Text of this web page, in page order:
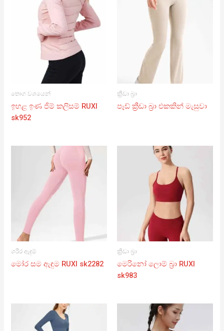
තොග වශයෙන්
ඉහළ ඉණ ජිම් කලිසම් RUXI
sk952
ක්‍රීඩා බ්‍රා
පෑඩ් ක්‍රීඩා බ්‍රා එකකින් මැසුවා
ශරීර ඇඳුම්
මෝර සම ඇඳුම RUXI sk2282
ක්‍රීඩා බ්‍රා
මෙරිනෝ ලොම් බ්‍රා RUXI
sk983